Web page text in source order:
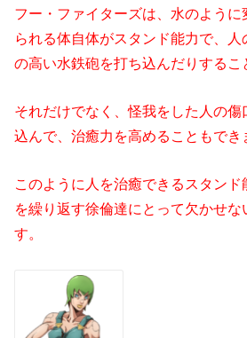
フー・ファイターズは、水のように
られる体自体がスタンド能力で、人
の高い水鉄砲を打ち込んだりするこ
それだけでなく、怪我をした人の傷
込んで、治癒力を高めることもでき
このように人を治癒できるスタンド
を繰り返す徐倫達にとって欠かせな
す。